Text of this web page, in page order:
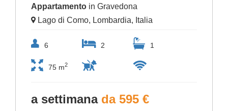
Appartamento in Gravedona
Lago di Como, Lombardia, Italia
6 2 1
75 m2
a settimana da 595 €